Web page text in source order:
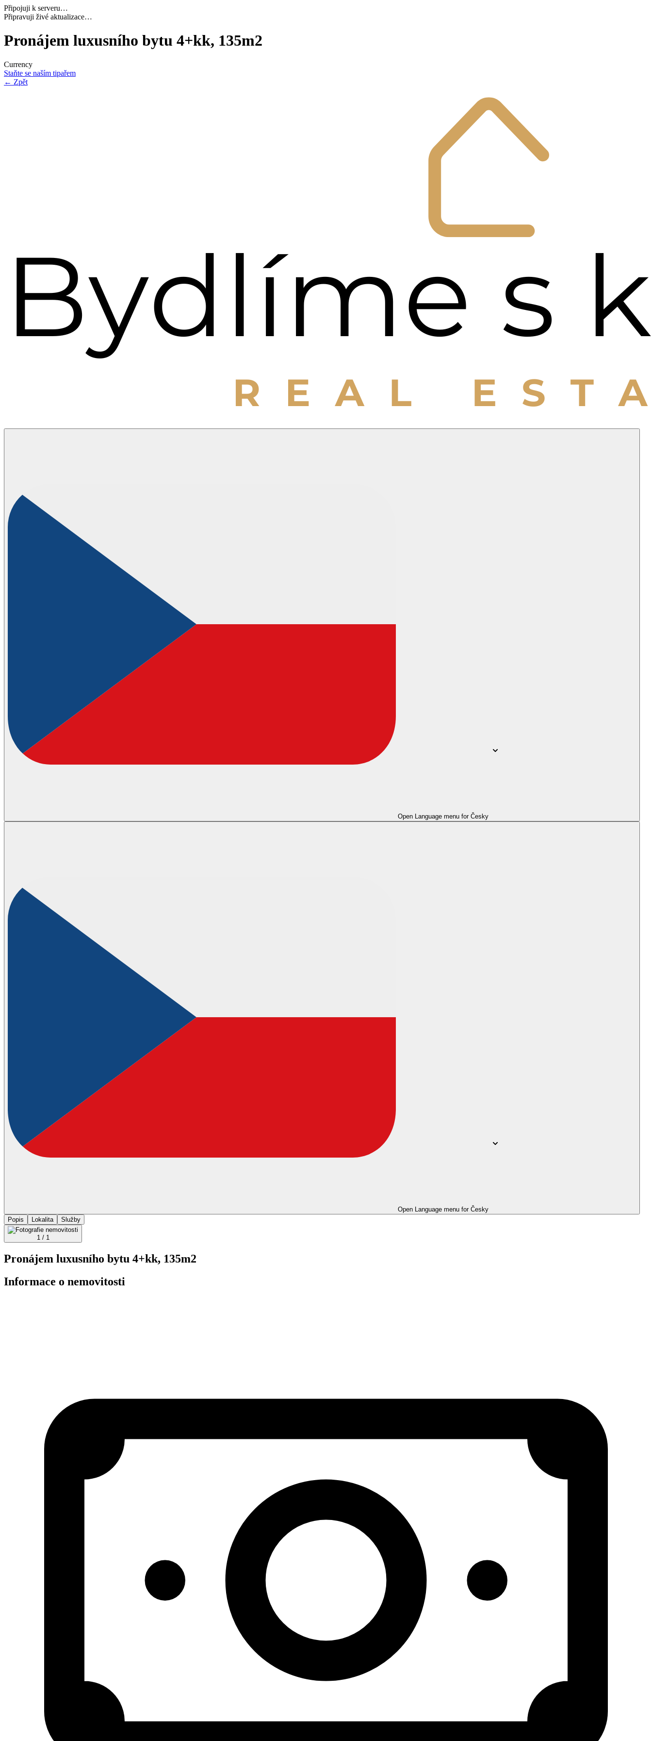
Připojuji k serveru…
Načítám potřebná data…
Pronájem luxusního bytu 4+kk, 135m2
Currency
Staňte se naším tipařem
← Zpět
Open Language menu for Česky
Open Language menu for Česky
Popis
Lokalita Služby
1 / 1
Pronájem luxusního bytu 4+kk, 135m2
Informace o nemovitosti